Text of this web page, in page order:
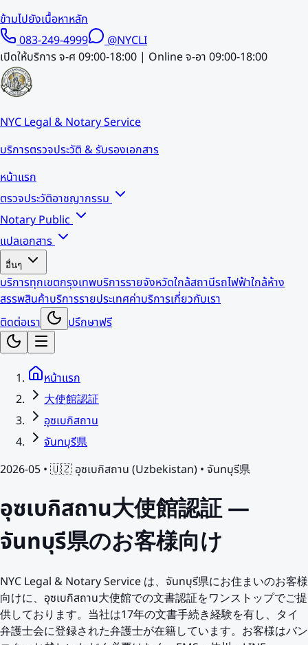
ข้ามไปยังเนื้อหาหลัก
083-249-4999
@NYCLI
เปิดให้บริการ จ-ศ 09:00-18:00 | Online จ-อา 09:00-18:00
NYC Legal & Notary Service
บริการตรวจประวัติ & รับรองเอกสาร
หน้าแรก
ตรวจประวัติอาชญากรรม
Notary Public
แปลเอกสาร
อื่นๆ
บริการทุกเขตกรุงเทพบริการรายจังหวัดใกล้สถานีรถไฟฟ้าใกล้ห้าง
สรรพสินค้าบริการรายประเทศค่าบริการเกี่ยวกับเรา
ติดต่อเรา
ปรึกษาฟรี
หน้าแรก
大使館認証
อุซเบกิสถาน
จันทบุรี県
2026-05 • 🇺🇿 อุซเบกิสถาน (Uzbekistan) • จันทบุรี県
อุซเบกิสถาน大使館認証 —
จันทบุรี県のお客様向け
NYC Legal & Notary Service は、จันทบุรี県にお住まいのお客様
向けに、อุซเบกิสถาน大使館での文書認証をワンストップでご提
供しております。当社は17年の文書手続き経験を有し、タイ
弁護士会に登録された弁護士が在籍しています。お客様はバン